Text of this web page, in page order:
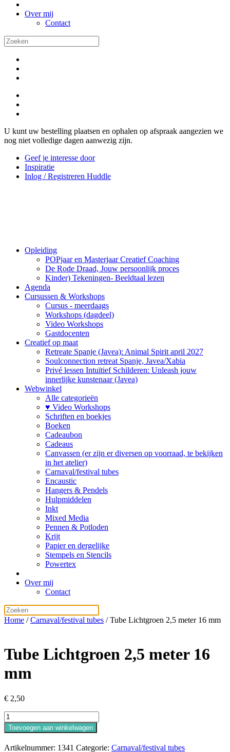
Over mij
Contact
U kunt uw bestelling plaatsen en ophalen op afspraak aangezien we
nog niet volledige dagen aanwezig zijn.
Geef je interesse door
Inspiratie
Inlog / Registreren Huddle
Opleiding
POPjaar en Masterjaar Creatief Coaching
De Rode Draad, Jouw persoonlijk proces
Kinder) Tekeningen- Beeldtaal lezen
Agenda
Cursussen & Workshops
Cursus - meerdaags
Workshops (dagdeel)
Video Workshops
Gastdocenten
Creatief op maat
Retreate Spanje (Javea): Animal Spirit april 2027
Soulconnection retreat Spanje, Javea/Xabia
Privé lessen Intuïtief Schilderen: Unleash jouw
innerlijke kunstenaar (Javea)
Webwinkel
Alle categorieën
♥ Video Workshops
Schriften en boekjes
Boeken
Cadeaubon
Cadeaus
Canvassen (er zijn er diversen op voorraad, te bekijken
in het atelier)
Carnaval/festival tubes
Encaustic
Hangers & Pendels
Hulpmiddelen
Inkt
Mixed Media
Pennen & Potloden
Krijt
Papier en dergelijke
Stempels en Stencils
Powertex
Over mij
Contact
Home /Carnaval/festival tubes / Tube Lichtgroen 2,5 meter 16 mm
Tube Lichtgroen 2,5 meter 16
mm
€ 2,50
Tube
Lichtgroen
2,5
meter
Toevoegen aan winkelwagen
Artikelnummer: 1341 Categorie: Carnaval/festival tubes